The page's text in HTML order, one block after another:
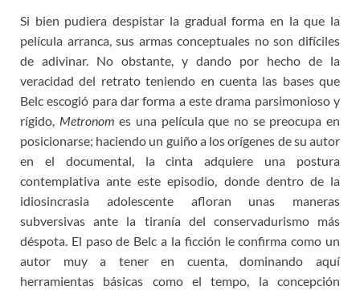
Si bien pudiera despistar la gradual forma en la que la
película arranca, sus armas conceptuales no son difíciles
de adivinar. No obstante, y dando por hecho de la
veracidad del retrato teniendo en cuenta las bases que
Belc escogió para dar forma a este drama parsimonioso y
rígido, Metronom es una película que no se preocupa en
posicionarse; haciendo un guiño a los orígenes de su autor
en el documental, la cinta adquiere una postura
contemplativa ante este episodio, donde dentro de la
idiosincrasia adolescente afloran unas maneras
subversivas ante la tiranía del conservadurismo más
déspota. El paso de Belc a la ficción le confirma como un
autor muy a tener en cuenta, dominando aquí
herramientas básicas como el tempo, la concepción